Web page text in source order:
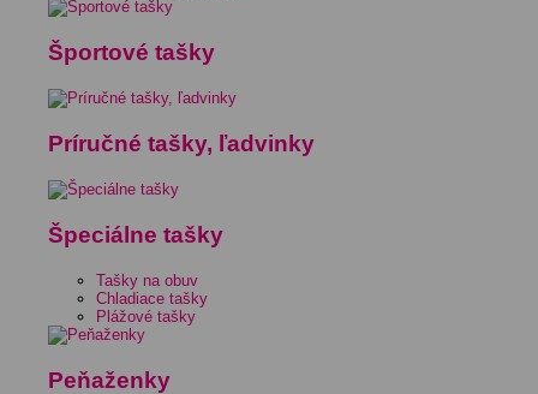
Športové tašky
Príručné tašky, ľadvinky
Špeciálne tašky
Tašky na obuv
Chladiace tašky
Plážové tašky
Peňaženky